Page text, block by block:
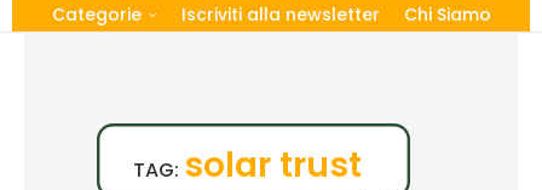
Categorie Iscriviti alla newsletter Chi Siamo
TAG: solar trust